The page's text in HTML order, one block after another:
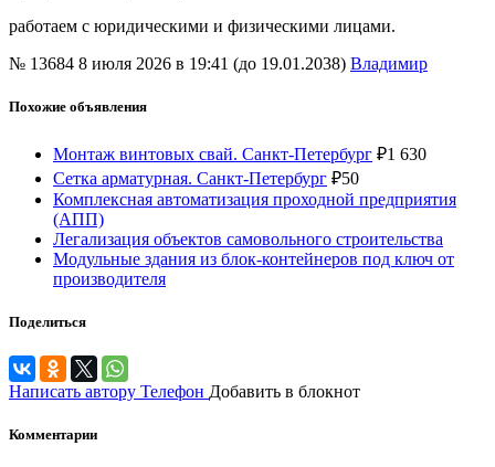
работаем с юридическими и физическими лицами.
№ 13684 8 июля 2026 в 19:41 (до 19.01.2038) Владимир
Похожие объявления
Монтаж винтовых свай. Санкт-Петербург ₽1 630
Сетка арматурная. Cанкт-Петербург ₽50
Комплексная автоматизация проходной предприятия
(АПП)
Легализация объектов самовольного строительства
Модульные здания из блок-контейнеров под ключ от
производителя
Поделиться
Написать автору Телефон Добавить в блокнот
Комментарии